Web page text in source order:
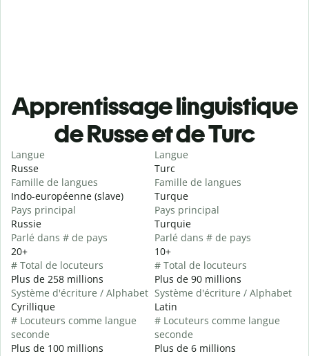
Apprentissage linguistique
de Russe et de Turc
Langue
Russe
Famille de langues
Indo-européenne (slave)
Pays principal
Russie
Parlé dans # de pays
20+
# Total de locuteurs
Plus de 258 millions
Système d'écriture / Alphabet
Cyrillique
# Locuteurs comme langue
seconde
Plus de 100 millions
Langue
Turc
Famille de langues
Turque
Pays principal
Turquie
Parlé dans # de pays
10+
# Total de locuteurs
Plus de 90 millions
Système d'écriture / Alphabet
Latin
# Locuteurs comme langue
seconde
Plus de 6 millions